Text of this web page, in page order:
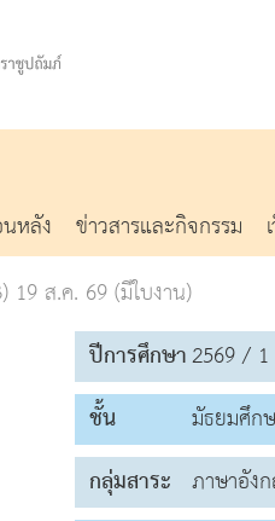
หลัง ข่าวสารและกิจกรรม
19 ส.ค. 69 (มีใบงาน)
ปีการศึกษา2569 / 1
ชั้น
มัธยมศึก
กลุ่มสาระ ภาษาอัง